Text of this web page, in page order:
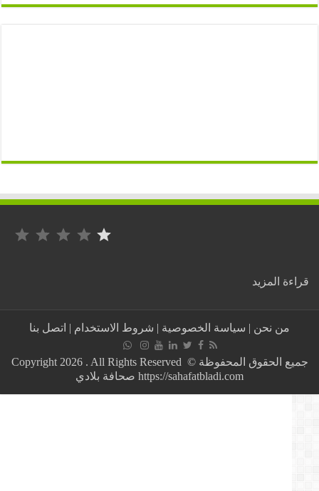
المزيد :
حادث
طائرة
بالقنيطرة
من نحن| سياسة الخصوصية|شروط الاستخدام|اتصل بنا
جميع الحقوق المحفوظة © Copyright 2026 . All Rights Reserved
https://sahafatbladi.com صحافة بلادي